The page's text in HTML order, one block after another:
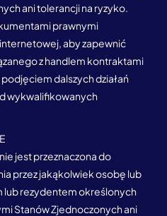
ani tolerancji na ryzyko.
prawnymi
aby zapewnić
z handlem kontraktami
dalszych działań
wykwalifikowanych
jest przeznaczona do
przez jakąkolwiek osobę lub
rezydentem określonych
Stanów Zjednoczonych ani